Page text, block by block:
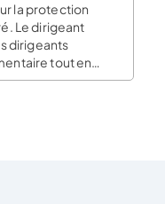
la protection
Le dirigeant
dirigeants
tout en
alors un revenu